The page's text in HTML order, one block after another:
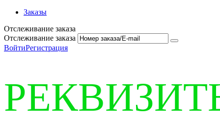
Заказы
Отслеживание заказа
Отслеживание заказа
ВойтиРегистрация